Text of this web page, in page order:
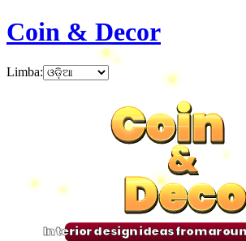
Coin & Decor
Limba:
Coin
&
Coin
&
Coin
&
Coin
&
Interior design ideas from